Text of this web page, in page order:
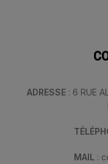
ADRESSE : 6 RUE
MAIL :